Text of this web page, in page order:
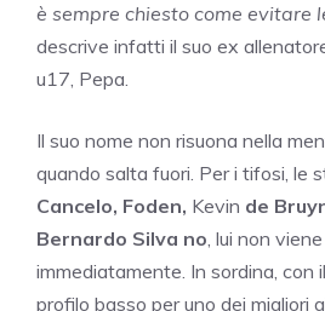
è sempre chiesto come evitare
descrive infatti il suo ex
u17, Pepa.
Il suo nome non risuona nella
quando salta fuori. Per i tifosi, le
Cancelo, Foden, Kevin de
Bernardo Silva no, lui non
immediatamente. In sordina, con
profilo basso per uno dei migliori